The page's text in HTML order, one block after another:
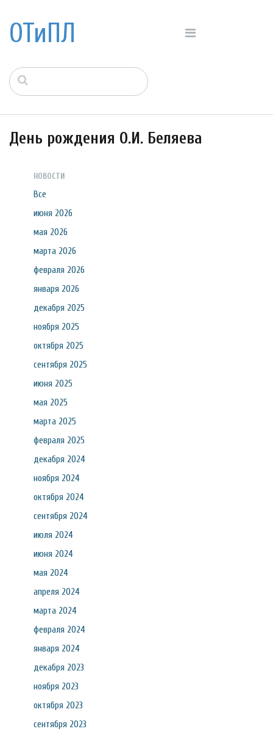
ОТиПЛ
День рождения О.И. Беляева
НОВОСТИ
Все
июня 2026
мая 2026
марта 2026
февраля 2026
января 2026
декабря 2025
ноября 2025
октября 2025
сентября 2025
июня 2025
мая 2025
марта 2025
февраля 2025
декабря 2024
ноября 2024
октября 2024
сентября 2024
июля 2024
июня 2024
мая 2024
апреля 2024
марта 2024
февраля 2024
января 2024
декабря 2023
ноября 2023
октября 2023
сентября 2023